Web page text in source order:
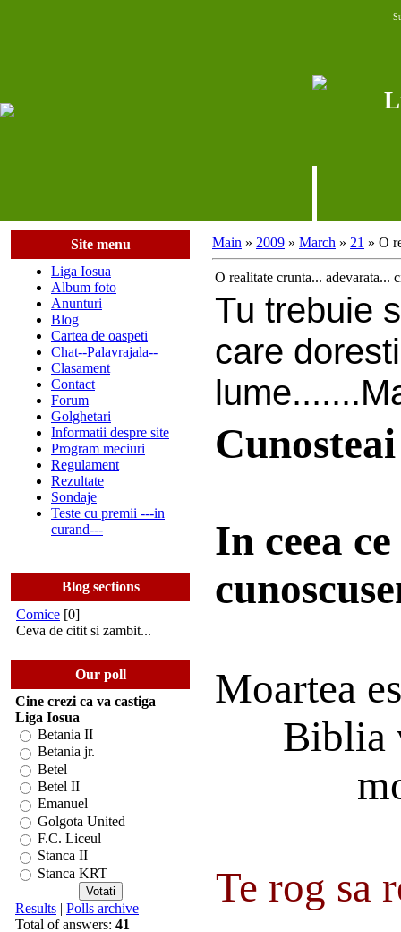
Site menu
Liga Iosua
Album foto
Anunturi
Blog
Cartea de oaspeti
Chat--Palavrajala--
Clasament
Contact
Forum
Golghetari
Informatii despre site
Program meciuri
Regulament
Rezultate
Sondaje
Teste cu premii ---in
curand---
Blog sections
Comice [0]
Ceva de citit si zambit...
Our poll
Cine crezi ca va castiga
Liga Iosua
Betania II
Betania jr.
Betel
Betel II
Emanuel
Golgota United
F.C. Liceul
Stanca II
Stanca KRT
Results | Polls archive
Total of answers: 41
Main » 2009 » March » 21 » O
O realitate crunta... adevarata...
Tu trebuie
care
In ceea
Moartea
Biblia
Te rog sa